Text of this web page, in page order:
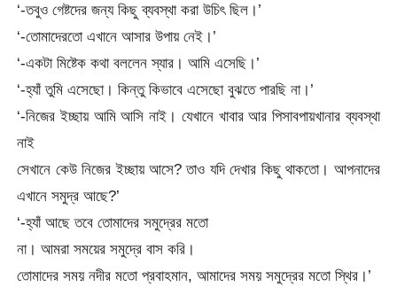
‘-তবুও গেষ্টদের জন্য কিছু ব্যবস্থা করা উচিৎ ছিল।’
‘-তোমাদেরতো এখানে আসার উপায় নেই।’
‘-একটা মিষ্টেক কথা বললেন স্যার। আমি এসেছি।’
‘-হ্যাঁ তুমি এসেছো। কিন্তু কিভাবে এসেছো বুঝতে পারছি না।’
‘-নিজের ইচ্ছায় আমি আসি নাই। যেখানে খাবার আর পিসাবপায়খানার ব্যবস্থা
নাই
সেখানে কেউ নিজের ইচ্ছায় আসে? তাও যদি দেখার কিছু থাকতো। আপনাদের
এখানে সমুদ্র আছে?’
‘-হ্যাঁ আছে তবে তোমাদের সমুদ্রের মতো
না। আমরা সময়ের সমুদ্রে বাস করি।
তোমাদের সময় নদীর মতো প্রবাহমান, আমাদের সময় সমুদ্রের মতো স্থির।’